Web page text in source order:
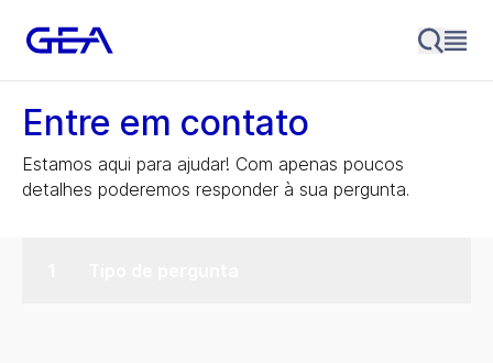
Entre em contato
Estamos aqui para ajudar! Com apenas poucos
detalhes poderemos responder à sua pergunta.